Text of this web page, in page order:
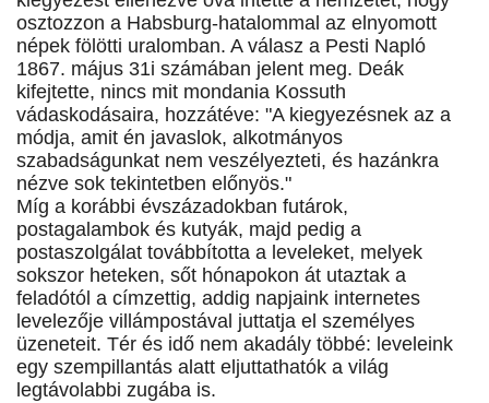
osztozzon a Habsburg-hatalommal az elnyomott
népek fölötti uralomban. A válasz a Pesti Napló
1867. május 31­i számában jelent meg. Deák
kifejtette, nincs mit mondania Kossuth
vádaskodásaira, hozzátéve: "A kiegyezésnek az a
módja, amit én javaslok, alkotmányos
szabadságunkat nem veszélyezteti, és hazánkra
nézve sok tekintetben előnyös."
Míg a korábbi évszázadokban futárok,
postagalambok és kutyák, majd pedig a
postaszolgálat továbbította a leveleket, melyek
sokszor heteken, sőt hónapokon át utaztak a
feladótól a címzettig, addig napjaink internetes
levelezője villámpostával juttatja el személyes
üzeneteit. Tér és idő nem akadály többé: leveleink
egy szempillantás alatt eljuttathatók a világ
legtávolabbi zugába is.